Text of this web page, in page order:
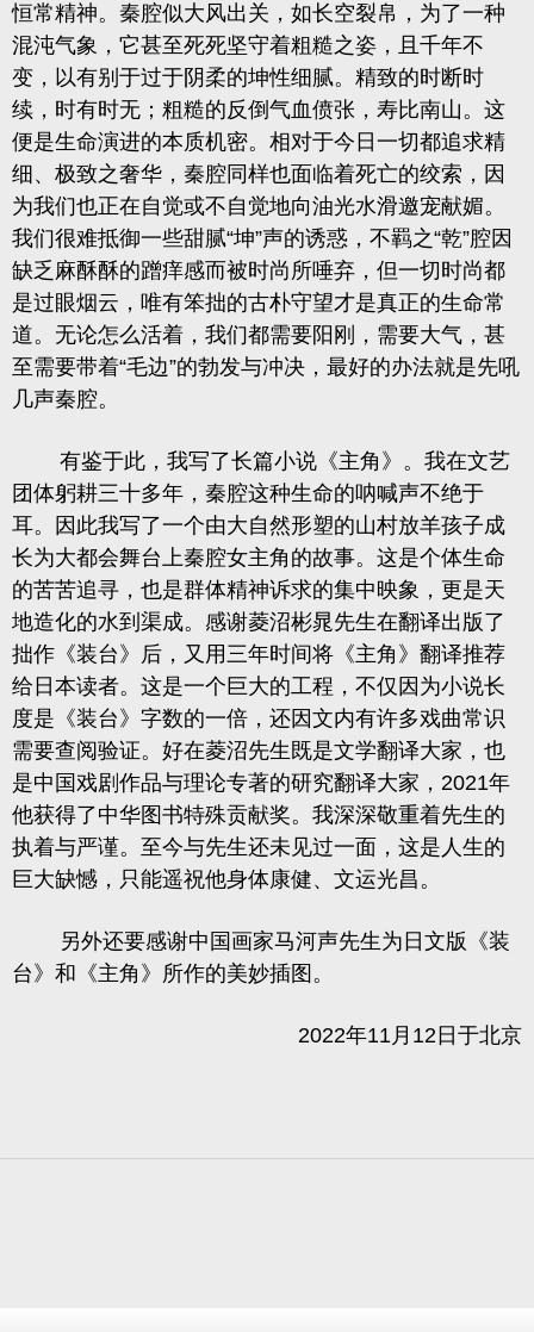
恒常精神。秦腔似大风出关，如长空裂帛，为了一种
混沌气象，它甚至死死坚守着粗糙之姿，且千年不
变，以有别于过于阴柔的坤性细腻。精致的时断时
续，时有时无；粗糙的反倒气血偾张，寿比南山。这
便是生命演进的本质机密。相对于今日一切都追求精
细、极致之奢华，秦腔同样也面临着死亡的绞索，因
为我们也正在自觉或不自觉地向油光水滑邀宠献媚。
我们很难抵御一些甜腻“坤”声的诱惑，不羁之“乾”腔因
缺乏麻酥酥的蹭痒感而被时尚所唾弃，但一切时尚都
是过眼烟云，唯有笨拙的古朴守望才是真正的生命常
道。无论怎么活着，我们都需要阳刚，需要大气，甚
至需要带着“毛边”的勃发与冲决，最好的办法就是先吼
几声秦腔。
有鉴于此，我写了长篇小说《主角》。我在文艺
团体躬耕三十多年，秦腔这种生命的呐喊声不绝于
耳。因此我写了一个由大自然形塑的山村放羊孩子成
长为大都会舞台上秦腔女主角的故事。这是个体生命
的苦苦追寻，也是群体精神诉求的集中映象，更是天
地造化的水到渠成。感谢菱沼彬晁先生在翻译出版了
拙作《装台》后，又用三年时间将《主角》翻译推荐
给日本读者。这是一个巨大的工程，不仅因为小说长
度是《装台》字数的一倍，还因文内有许多戏曲常识
需要查阅验证。好在菱沼先生既是文学翻译大家，也
是中国戏剧作品与理论专著的研究翻译大家，2021年
他获得了中华图书特殊贡献奖。我深深敬重着先生的
执着与严谨。至今与先生还未见过一面，这是人生的
巨大缺憾，只能遥祝他身体康健、文运光昌。
另外还要感谢中国画家马河声先生为日文版《装
台》和《主角》所作的美妙插图。
2022年11月12日于北京